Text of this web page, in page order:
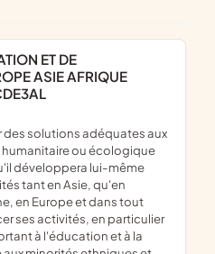
ASIE AFRIQUE
ou écologique
développera lui-même
tant en Asie, qu'en
en Europe et dans tout
ses activités, en particulier
à l'éducation et à la